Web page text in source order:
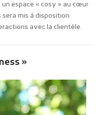
un espace « cosy » au cœur
mis à disposition
avec la clientèle.
»